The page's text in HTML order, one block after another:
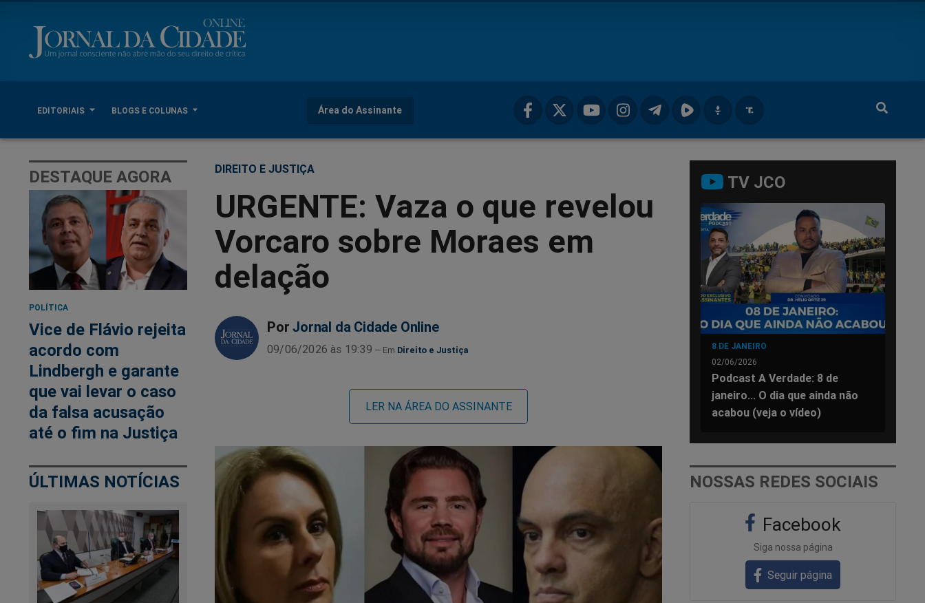
EDITORIAIS BLOGS E COLUNAS Área do Assinante
DESTAQUE AGORA
POLÍTICA
Vice de Flávio rejeita
acordo com
Lindbergh e garante
que vai levar o caso
da falsa acusação
até o fim na Justiça
ÚLTIMAS NOTÍCIAS
DIREITO E JUSTIÇA
URGENTE: Vaza o que revelou
Vorcaro sobre Moraes em
delação
Por Jornal da Cidade Online
09/06/2026 às 19:39 Direito e Justiça
LER NA ÁREA DO ASSINANTE
TV JCO
8 DE JANEIRO
02/06/2026
Podcast A Verdade: 8 de
janeiro... O dia que ainda não
acabou (veja o vídeo)
NOSSAS REDES SOCIAIS
Facebook
Siga nossa página
Seguir página